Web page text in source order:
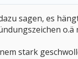
sagen, es
o.ä
stark